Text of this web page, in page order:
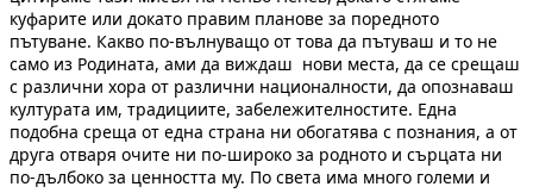
куфарите или докато правим планове за поредното
пътуване. Какво по-вълнуващо от това да пътуваш и то не
само из Родината, ами да виждаш нови места, да се срещаш
с различни хора от различни националности, да опознаваш
културата им, традициите, забележителностите. Една
подобна среща от една страна ни обогатява с познания, а от
друга отваря очите ни по-широко за родното и сърцата ни
по-дълбоко за ценността му. По света има много големи и